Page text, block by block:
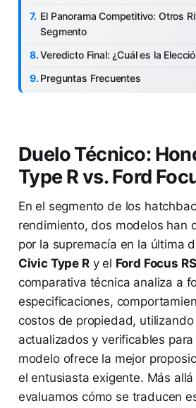
El Panorama Competitivo: Otros
Segmento
Veredicto Final: ¿Cuál es la
Preguntas Frecuentes
Duelo Técnico:
Type R vs. Ford
En el segmento de los
rendimiento, dos modelos han
por la supremacía en la última
Civic Type Ry el Ford Focus RS
comparativa técnica analiza a
especificaciones,
costos de propiedad,
actualizados y verificables
modelo ofrece la mejor
el entusiasta exigente. Más
evaluamos cómo se traducen